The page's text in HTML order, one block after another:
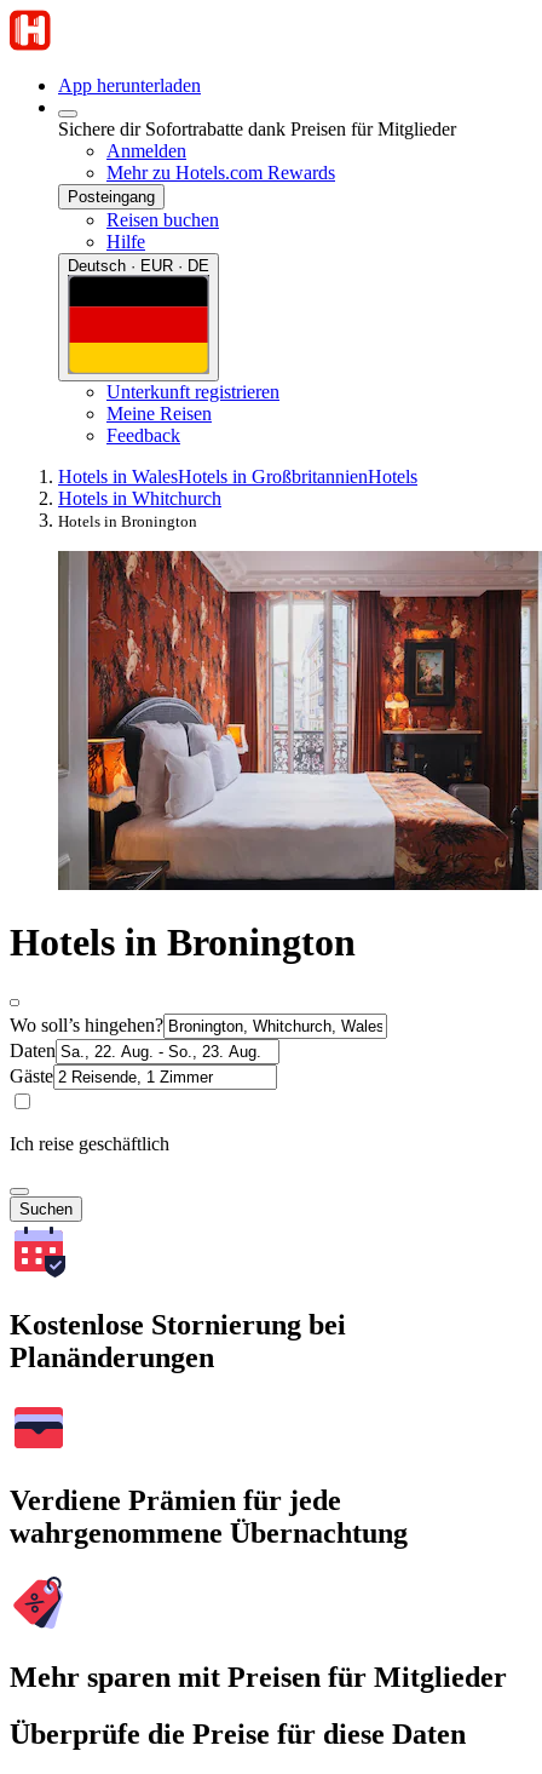
App herunterladen
Sichere dir Sofortrabatte dank Preisen für Mitglieder
Anmelden
Mehr zu Hotels.com Rewards
Posteingang
Reisen buchen
Hilfe
Deutsch · EUR · DE
Unterkunft registrieren
Meine Reisen
Feedback
Hotels in WalesHotels in GroßbritannienHotels
Hotels in Whitchurch
Hotels in Bronington
Hotels in Bronington
Wo soll’s hingehen?
Daten
Gäste
Ich reise geschäftlich
Suchen
Kostenlose Stornierung bei
Planänderungen
Verdiene Prämien für jede
wahrgenommene Übernachtung
Mehr sparen mit Preisen für Mitglieder
Überprüfe die Preise für diese Daten